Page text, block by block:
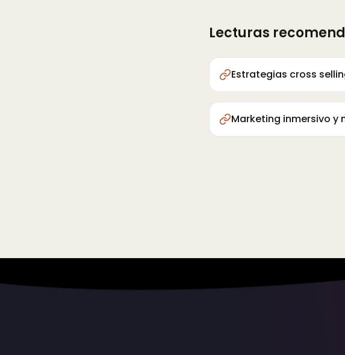
Lecturas
Estrategias cross
Marketing inmersivo y